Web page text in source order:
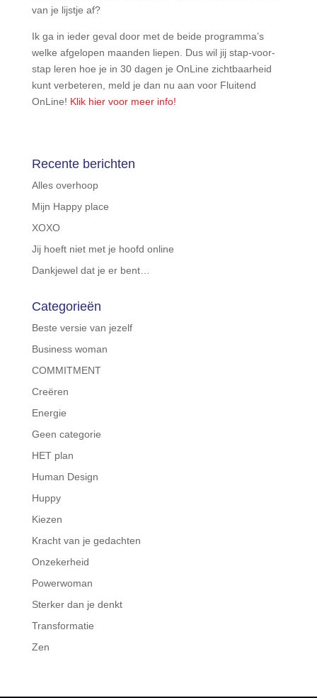
van je lijstje af?
Ik ga in ieder geval door met de beide programma’s
welke afgelopen maanden liepen. Dus wil jij stap-voor-
stap leren hoe je in 30 dagen je OnLine zichtbaarheid
kunt verbeteren, meld je dan nu aan voor Fluitend
OnLine! Klik hier voor meer info!
Recente berichten
Alles overhoop
Mijn Happy place
XOXO
Jij hoeft niet met je hoofd online
Dankjewel dat je er bent…
Categorieën
Beste versie van jezelf
Business woman
COMMITMENT
Creëren
Energie
Geen categorie
HET plan
Human Design
Huppy
Kiezen
Kracht van je gedachten
Onzekerheid
Powerwoman
Sterker dan je denkt
Transformatie
Zen